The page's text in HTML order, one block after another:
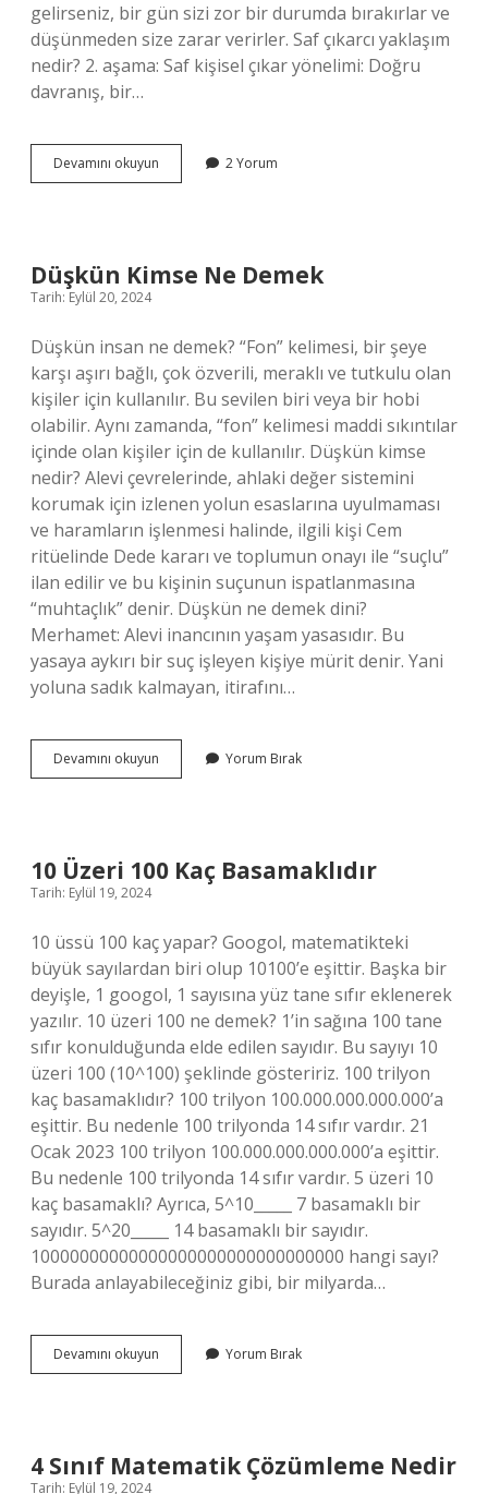
gelirseniz, bir gün sizi zor bir durumda bırakırlar ve
düşünmeden size zarar verirler. Saf çıkarcı yaklaşım
nedir? 2. aşama: Saf kişisel çıkar yönelimi: Doğru
davranış, bir…
Devamını okuyun Psikolojide
Çıkarcı
2 Yorum
Düşkün Kimse Ne Demek
Tarih: Eylül 20, 2024
Düşkün insan ne demek? “Fon” kelimesi, bir şeye
karşı aşırı bağlı, çok özverili, meraklı ve tutkulu olan
kişiler için kullanılır. Bu sevilen biri veya bir hobi
olabilir. Aynı zamanda, “fon” kelimesi maddi sıkıntılar
içinde olan kişiler için de kullanılır. Düşkün kimse
nedir? Alevi çevrelerinde, ahlaki değer sistemini
korumak için izlenen yolun esaslarına uyulmaması
ve haramların işlenmesi halinde, ilgili kişi Cem
ritüelinde Dede kararı ve toplumun onayı ile “suçlu”
ilan edilir ve bu kişinin suçunun ispatlanmasına
“muhtaçlık” denir. Düşkün ne demek dini?
Merhamet: Alevi inancının yaşam yasasıdır. Bu
yasaya aykırı bir suç işleyen kişiye mürit denir. Yani
yoluna sadık kalmayan, itirafını…
Devamını okuyun
Kimse
Yorum Bırak
10 Üzeri 100 Kaç Basamaklıdır
Tarih: Eylül 19, 2024
10 üssü 100 kaç yapar? Googol, matematikteki
büyük sayılardan biri olup 10100’e eşittir. Başka bir
deyişle, 1 googol, 1 sayısına yüz tane sıfır eklenerek
yazılır. 10 üzeri 100 ne demek? 1’in sağına 100 tane
sıfır konulduğunda elde edilen sayıdır. Bu sayıyı 10
üzeri 100 (10^100) şeklinde gösteririz. 100 trilyon
kaç basamaklıdır? 100 trilyon 100.000.000.000.000’a
eşittir. Bu nedenle 100 trilyonda 14 sıfır vardır. 21
Ocak 2023 100 trilyon 100.000.000.000.000’a eşittir.
Bu nedenle 100 trilyonda 14 sıfır vardır. 5 üzeri 10
kaç basamaklı? Ayrıca, 5^10_____ 7 basamaklı bir
sayıdır. 5^20_____ 14 basamaklı bir sayıdır.
10000000000000000000000000000000 hangi sayı?
Burada anlayabileceğiniz gibi, bir milyarda…
Devamını okuyun
Üzeri
Yorum Bırak
4 Sınıf Matematik Çözümleme Nedir
Tarih: Eylül 19, 2024